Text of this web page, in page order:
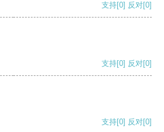
支持[0] 反对[0]
支持[0] 反对[0]
支持[0] 反对[0]